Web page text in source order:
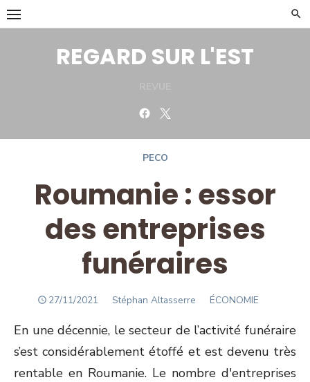
Skip
to
REGARD SUR L'EST
Facebook
PECO
Roumanie : essor
des entreprises
funéraires
POSTED
27/11/2021 Author
Stéphan Altasserre ÉCONOMIE
En une décennie, le secteur de l’activité funéraire
s’est considérablement étoffé et est devenu très
rentable en Roumanie. Le nombre d'entreprises